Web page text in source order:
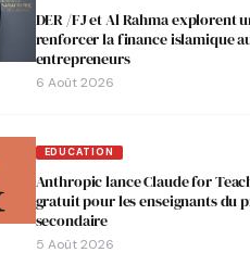
DER /FJ et Al Rahma explorent
renforcer la finance islamique
entrepreneurs
6 Août 2026
EDUCATION
Anthropic lance Claude for
gratuit pour les enseignants du
secondaire
5 Août 2026